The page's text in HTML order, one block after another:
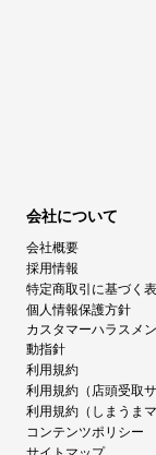
会社について
会社概要
採用情報
特定商取引に基づく
個人情報保護方針
カスタマーハラスメ
動指針
利用規約
利用規約（店頭受取サ
利用規約（しまうまマ
コンテンツポリシー